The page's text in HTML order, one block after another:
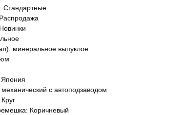
Стандартные
минеральное выпуклое
с автоподзаводом
Коричневый